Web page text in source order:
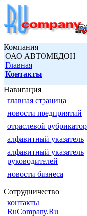
Компания
ОАО АВТОМЕДОН
Главная
Контакты
Навигация
главная страница
новости предприятий
отраслевой рубрикатор
алфавитный указатель
алфавитный указатель
руководителей
новости бизнеса
Сотрудничество
контакты
RuCompany.Ru